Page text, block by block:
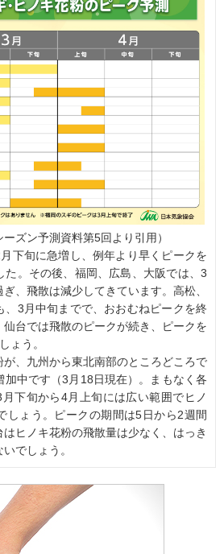
ズン予測資料第5回より引用）
下旬に急増し、例年より早くピークを
た。その後、福岡、広島、大阪では、3
、飛散は減少してきています。高松、
、3月中旬までで、おおむねピークを終
台では飛散のピークが続き、ピークを
ょう。
、九州から東北南部のところどころで
加中です（3月18日現在）。まもなく各
下旬から4月上旬には広い範囲でヒノ
しょう。ピークの期間は5日から2週間
ヒノキ花粉の飛散量は少なく、はっき
でしょう。